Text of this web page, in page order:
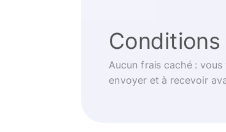
Conditions
Aucun frais caché :
envoyer et à recevoir